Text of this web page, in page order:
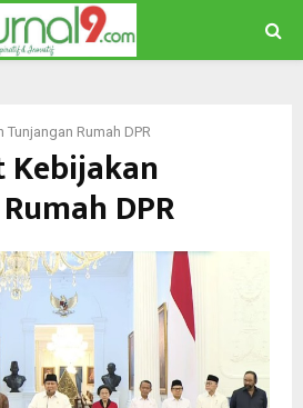
Tunjangan Rumah DPR
Kebijakan
DPR